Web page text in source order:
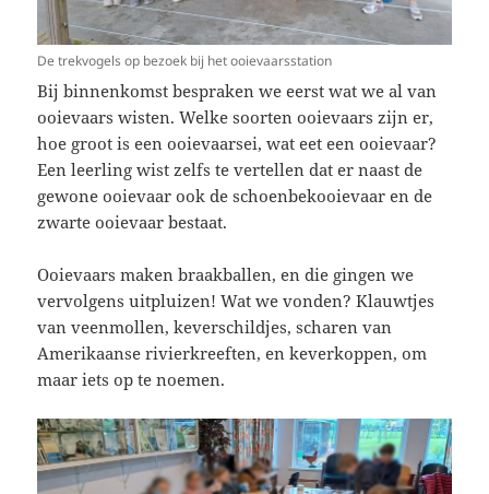
De trekvogels op bezoek bij het ooievaarsstation
Bij binnenkomst bespraken we eerst wat we al van
ooievaars wisten. Welke soorten ooievaars zijn er,
hoe groot is een ooievaarsei, wat eet een ooievaar?
Een leerling wist zelfs te vertellen dat er naast de
gewone ooievaar ook de schoenbekooievaar en de
zwarte ooievaar bestaat.
Ooievaars maken braakballen, en die gingen we
vervolgens uitpluizen! Wat we vonden? Klauwtjes
van veenmollen, keverschildjes, scharen van
Amerikaanse rivierkreeften, en keverkoppen, om
maar iets op te noemen.